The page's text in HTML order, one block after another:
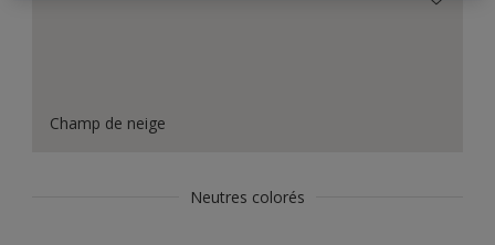
Champ de neige
Neutres colorés